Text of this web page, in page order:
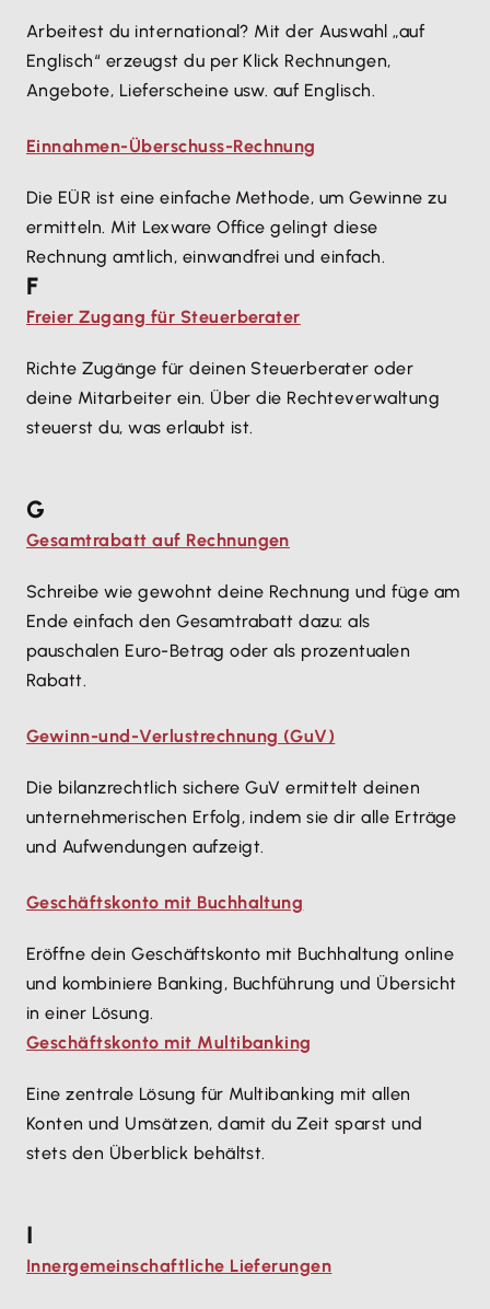
Arbeitest du international? Mit der Auswahl „auf
Englisch“ erzeugst du per Klick Rechnungen,
Angebote, Lieferscheine usw. auf Englisch.
Einnahmen-Überschuss-Rechnung
Die EÜR ist eine einfache Methode, um Gewinne zu
ermitteln. Mit Lexware Office gelingt diese
Rechnung amtlich, einwandfrei und einfach.
F
Freier Zugang für Steuerberater
Richte Zugänge für deinen Steuerberater oder
deine Mitarbeiter ein. Über die Rechteverwaltung
steuerst du, was erlaubt ist.
G
Gesamtrabatt auf Rechnungen
Schreibe wie gewohnt deine Rechnung und füge am
Ende einfach den Gesamtrabatt dazu: als
pauschalen Euro-Betrag oder als prozentualen
Rabatt.
Gewinn-und-Verlustrechnung (GuV)
Die bilanzrechtlich sichere GuV ermittelt deinen
unternehmerischen Erfolg, indem sie dir alle Erträge
und Aufwendungen aufzeigt.
Geschäftskonto mit Buchhaltung
Eröffne dein Geschäftskonto mit Buchhaltung online
und kombiniere Banking, Buchführung und Übersicht
in einer Lösung.
Geschäftskonto mit Multibanking
Eine zentrale Lösung für Multibanking mit allen
Konten und Umsätzen, damit du Zeit sparst und
stets den Überblick behältst.
I
Innergemeinschaftliche Lieferungen